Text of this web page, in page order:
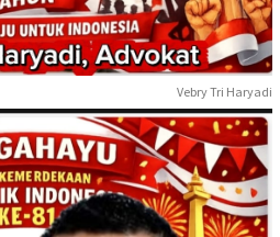
Vebry Tri Haryadi